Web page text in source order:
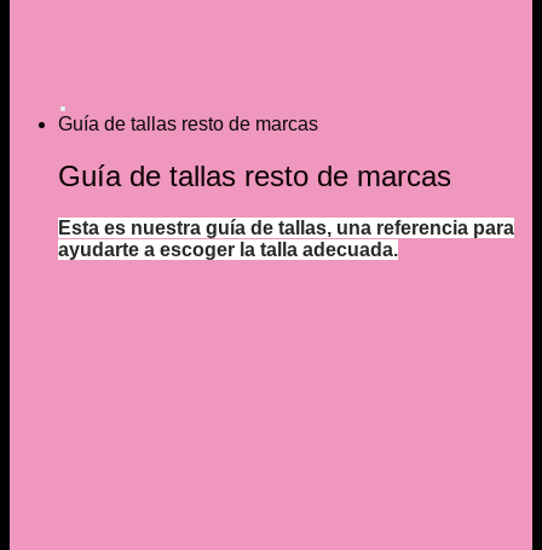
Guía de tallas resto de marcas
Guía de tallas resto de marcas
Esta es nuestra guía de tallas, una referencia para
ayudarte a escoger la talla adecuada.